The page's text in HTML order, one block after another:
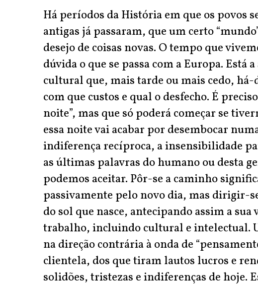
Há períodos da História em que os povos
antigas já passaram, que um certo
desejo de coisas novas. O tempo que
dúvida o que se passa com a Europa. Está
cultural que, mais tarde ou mais cedo, há-
com que custos e qual o desfecho. É
noite”, mas que só poderá começar se
essa noite vai acabar por desembocar
indiferença recíproca, a insensibilidade
as últimas palavras do humano ou desta
podemos aceitar. Pôr-se a caminho
passivamente pelo novo dia, mas dirigir-
do sol que nasce, antecipando assim a
trabalho, incluindo cultural e intelectual.
na direção contrária à onda de
clientela, dos que tiram lautos lucros e
solidões, tristezas e indiferenças de hoje.